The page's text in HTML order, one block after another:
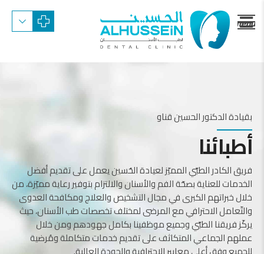
menu
بقيادة الدكتور الحسين قناو
أطبائنا
فريق الكادر الطبّي المميّز لعيادة الحُسين يعمل على تقديم أفضل
الخدمات للعناية بصحّة الفم والأسنان والالتزام بتوفير رعاية مميّزة، من
خلال خبراتهم الكبرى في مجال التشخيص والعلاج ومكافحة العدوى
والتّعامل الاحترافي مع المرضى لمختلف تخصصات طب الأسنان، حيث
يركّز فريقنا الطبّي وجميع موظفينا بكامل جهودهم ومن خلال
عملهم الجماعي المتكاثف على تقديم خدمات متكاملة ومُرضية